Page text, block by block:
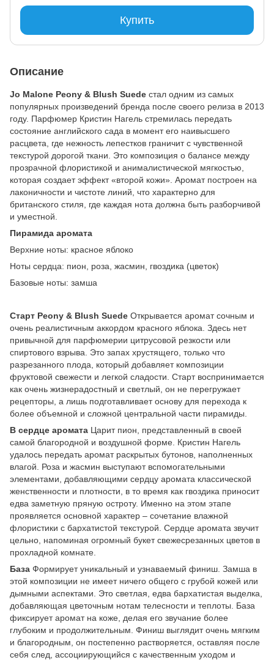
Купить
Описание
Jo Malone Peony & Blush Suede стал одним из самых
популярных произведений бренда после своего релиза в 2013
году. Парфюмер Кристин Нагель стремилась передать
состояние английского сада в момент его наивысшего
расцвета, где нежность лепестков граничит с чувственной
текстурой дорогой ткани. Это композиция о балансе между
прозрачной флористикой и анималистической мягкостью,
которая создает эффект «второй кожи». Аромат построен на
лаконичности и чистоте линий, что характерно для
британского стиля, где каждая нота должна быть разборчивой
и уместной.
Пирамида аромата
Верхние ноты: красное яблоко
Ноты сердца: пион, роза, жасмин, гвоздика (цветок)
Базовые ноты: замша
Старт Peony & Blush Suede Открывается аромат сочным и
очень реалистичным аккордом красного яблока. Здесь нет
привычной для парфюмерии цитрусовой резкости или
спиртового взрыва. Это запах хрустящего, только что
разрезанного плода, который добавляет композиции
фруктовой свежести и легкой сладости. Старт воспринимается
как очень жизнерадостный и светлый, он не перегружает
рецепторы, а лишь подготавливает основу для перехода к
более объемной и сложной центральной части пирамиды.
В сердце аромата Царит пион, представленный в своей
самой благородной и воздушной форме. Кристин Нагель
удалось передать аромат раскрытых бутонов, наполненных
влагой. Роза и жасмин выступают вспомогательными
элементами, добавляющими сердцу аромата классической
женственности и плотности, в то время как гвоздика приносит
едва заметную пряную остроту. Именно на этом этапе
проявляется основной характер – сочетание влажной
флористики с бархатистой текстурой. Сердце аромата звучит
цельно, напоминая огромный букет свежесрезанных цветов в
прохладной комнате.
База Формирует уникальный и узнаваемый финиш. Замша в
этой композиции не имеет ничего общего с грубой кожей или
дымными аспектами. Это светлая, едва бархатистая выделка,
добавляющая цветочным нотам телесности и теплоты. База
фиксирует аромат на коже, делая его звучание более
глубоким и продолжительным. Финиш выглядит очень мягким
и благородным, он постепенно растворяется, оставляя после
себя след, ассоциирующийся с качественным уходом и